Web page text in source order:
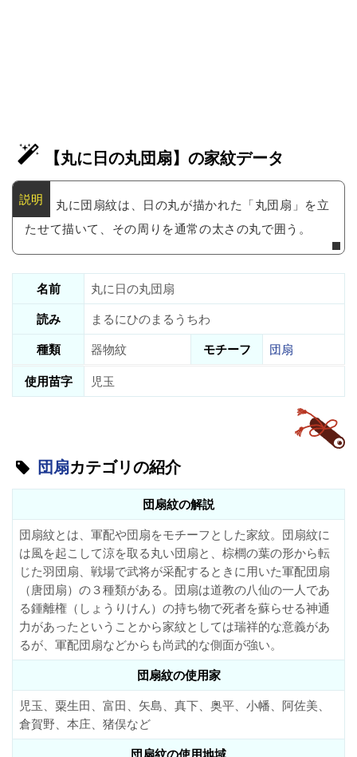
【丸に日の丸団扇】の家紋データ
丸に団扇紋は、日の丸が描かれた「丸団扇」を立
たせて描いて、その周りを通常の太さの丸で囲う。
名前
丸に日の丸団扇
読み
まるにひのまるうちわ
種類
器物紋 モチーフ
団扇
使用苗字
児玉
団扇カテゴリの紹介
団扇紋の解説
団扇紋とは、軍配や団扇をモチーフとした家紋。団扇紋に
は風を起こして涼を取る丸い団扇と、棕櫚の葉の形から転
じた羽団扇、戦場で武将が采配するときに用いた軍配団扇
（唐団扇）の３種類がある。団扇は道教の八仙の一人であ
る鍾離権（しょうりけん）の持ち物で死者を蘇らせる神通
力があったということから家紋としては瑞祥的な意義があ
るが、軍配団扇などからも尚武的な側面が強い。
団扇紋の使用家
児玉、粟生田、富田、矢島、真下、奥平、小幡、阿佐美、
倉賀野、本庄、猪俣など